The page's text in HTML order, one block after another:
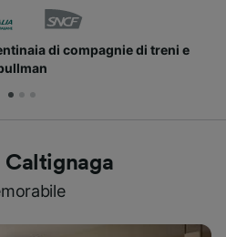
di compagnie di treni e
Caltignaga